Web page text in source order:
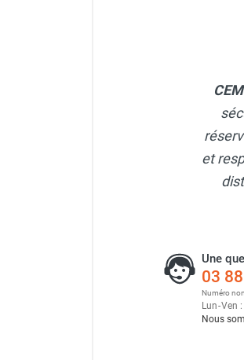
Chauffage fioul soufflant
cheminée et réservoir
Chauffage fioul soufflant
cheminée à raccorder sur
Chauffage fioul soufflant
cheminée à combustion
Chauffage mobile au gaz à
Chauffage mobile au gaz à
et
Une
03
Numéro
Lun-Ven :
Nous